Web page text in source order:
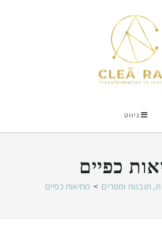
ניווט
כפיים
תובנות ומסרים > מחיאות כפיים